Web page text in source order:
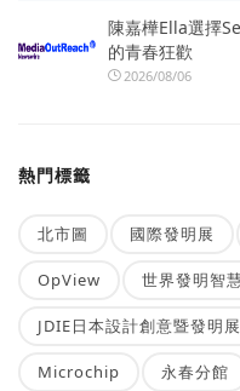
陳嘉樺Ella選擇
的青春狂歡
2026/08/06
熱門標籤
北市圖 國際發明展
OpView 世界發明智
JDIE日本設計創意暨發明展
Microchip 永春分館